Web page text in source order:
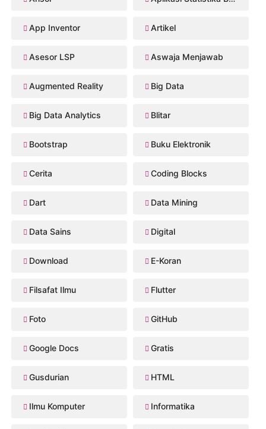
App Inventor Artikel
Asesor LSP Aswaja Menjawab
Augmented Reality Big Data
Big Data Analytics Blitar
Bootstrap Buku Elektronik
Cerita Coding Blocks
Dart Data Mining
Data Sains Digital
Download E-Koran
Filsafat Ilmu Flutter
Foto GitHub
Google Docs Gratis
Gusdurian HTML
Ilmu Komputer Informatika